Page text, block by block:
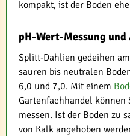
kompakt, ist der Boden
pH-Wert-Messung und
Splitt-Dahlien gedeihen
sauren bis neutralen
6,0 und 7,0. Mit einem
Gartenfachhandel können
messen. Ist der Boden zu
von Kalk angehoben